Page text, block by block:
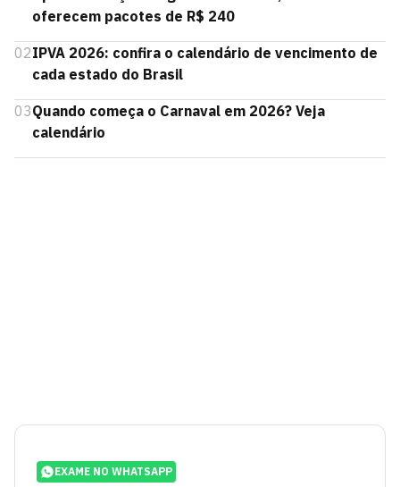
oferecem pacotes de R$ 240
02IPVA 2026: confira o calendário de vencimento de
cada estado do Brasil
03Quando começa o Carnaval em 2026? Veja
calendário
EXAME NO WHATSAPP